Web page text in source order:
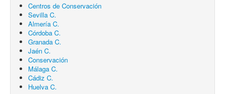
Centros de Conservación
Sevilla C.
Almería C.
Córdoba C.
Granada C.
Jaén C.
Conservación
Málaga C.
Cádiz C.
Huelva C.